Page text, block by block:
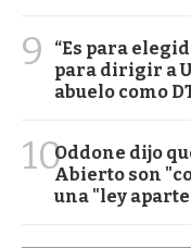
9
“Es para
para dirigir a
abuelo como
10Oddone dijo
Abierto son
una "ley